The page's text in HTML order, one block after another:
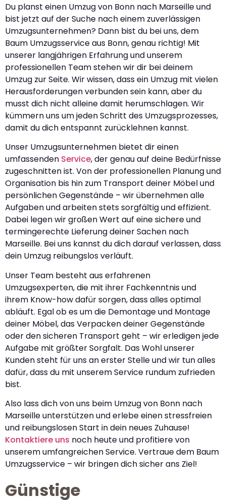
Du planst einen Umzug von Bonn nach Marseille und
bist jetzt auf der Suche nach einem zuverlässigen
Umzugsunternehmen? Dann bist du bei uns, dem
Baum Umzugsservice aus Bonn, genau richtig! Mit
unserer langjährigen Erfahrung und unserem
professionellen Team stehen wir dir bei deinem
Umzug zur Seite. Wir wissen, dass ein Umzug mit vielen
Herausforderungen verbunden sein kann, aber du
musst dich nicht alleine damit herumschlagen. Wir
kümmern uns um jeden Schritt des Umzugsprozesses,
damit du dich entspannt zurücklehnen kannst.
Unser Umzugsunternehmen bietet dir einen
umfassenden Service, der genau auf deine Bedürfnisse
zugeschnitten ist. Von der professionellen Planung und
Organisation bis hin zum Transport deiner Möbel und
persönlichen Gegenstände – wir übernehmen alle
Aufgaben und arbeiten stets sorgfältig und effizient.
Dabei legen wir großen Wert auf eine sichere und
termingerechte Lieferung deiner Sachen nach
Marseille. Bei uns kannst du dich darauf verlassen, dass
dein Umzug reibungslos verläuft.
Unser Team besteht aus erfahrenen
Umzugsexperten, die mit ihrer Fachkenntnis und
ihrem Know-how dafür sorgen, dass alles optimal
abläuft. Egal ob es um die Demontage und Montage
deiner Möbel, das Verpacken deiner Gegenstände
oder den sicheren Transport geht – wir erledigen jede
Aufgabe mit größter Sorgfalt. Das Wohl unserer
Kunden steht für uns an erster Stelle und wir tun alles
dafür, dass du mit unserem Service rundum zufrieden
bist.
Also lass dich von uns beim Umzug von Bonn nach
Marseille unterstützen und erlebe einen stressfreien
und reibungslosen Start in dein neues Zuhause!
Kontaktiere uns noch heute und profitiere von
unserem umfangreichen Service. Vertraue dem Baum
Umzugsservice – wir bringen dich sicher ans Ziel!
Günstige